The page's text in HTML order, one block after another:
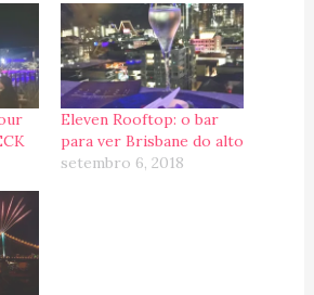
Eleven Rooftop: o bar
para ver Brisbane do alto
setembro 6, 2018